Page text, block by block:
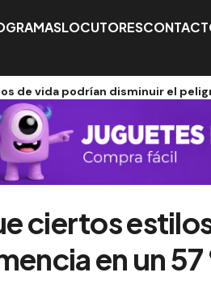
LOCUTORES
de vida podrían disminuir el
ciertos
en un 57